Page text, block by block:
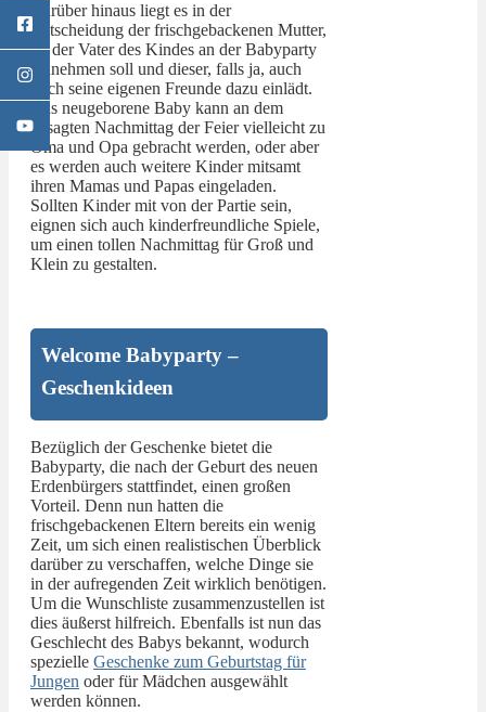
Darüber hinaus liegt es in der
Entscheidung der frischgebackenen Mutter,
ob der Vater des Kindes an der Babyparty
teilnehmen soll und dieser, falls ja, auch
noch seine eigenen Freunde dazu einlädt.
Das neugeborene Baby kann an dem
besagten Nachmittag der Feier vielleicht zu
Oma und Opa gebracht werden, oder aber
es werden auch weitere Kinder mitsamt
ihren Mamas und Papas eingeladen.
Sollten Kinder mit von der Partie sein,
eignen sich auch kinderfreundliche Spiele,
um einen tollen Nachmittag für Groß und
Klein zu gestalten.
Welcome Babyparty –
Geschenkideen
Bezüglich der Geschenke bietet die
Babyparty, die nach der Geburt des neuen
Erdenbürgers stattfindet, einen großen
Vorteil. Denn nun hatten die
frischgebackenen Eltern bereits ein wenig
Zeit, um sich einen realistischen Überblick
darüber zu verschaffen, welche Dinge sie
in der aufregenden Zeit wirklich benötigen.
Um die Wunschliste zusammenzustellen ist
dies äußerst hilfreich. Ebenfalls ist nun das
Geschlecht des Babys bekannt, wodurch
spezielle Geschenke zum Geburtstag für
Jungen oder für Mädchen ausgewählt
werden können.